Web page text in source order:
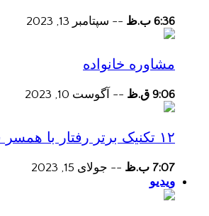
6:36 ب.ظ -- سپتامبر 13, 2023
مشاوره خانواده
9:06 ق.ظ -- آگوست 10, 2023
۱۲ تکنیک برتر رفتار با همسر فحاش می کند
7:07 ب.ظ -- جولای 15, 2023
ویدیو